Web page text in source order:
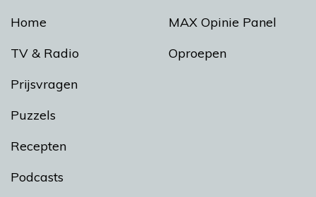
Home
TV & Radio
Prijsvragen
Puzzels
Recepten
Podcasts
MAX Opinie Panel
Oproepen